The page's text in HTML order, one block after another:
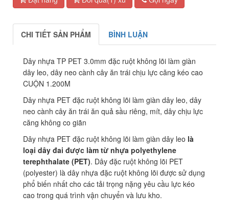
CHI TIẾT SẢN PHẨM BÌNH LUẬN
Dây nhựa TP PET 3.0mm đặc ruột không lõi làm giàn
dây leo, dây neo cành cây ăn trái chịu lực căng kéo cao
CUỘN 1.200M
Dây nhựa PET đặc ruột không lõi làm giàn dây leo, dây
neo cành cây ăn trái ăn quả sầu riêng, mít, dây chịu lực
căng không co giãn
Dây nhựa PET đặc ruột không lõi làm giàn dây leo là
loại dây đai được làm từ nhựa polyethylene
terephthalate (PET). Dây đặc ruột không lõi PET
(polyester) là dây nhựa đặc ruột không lõi được sử dụng
phổ biến nhất cho các tải trọng nặng yêu cầu lực kéo
cao trong quá trình vận chuyển và lưu kho.